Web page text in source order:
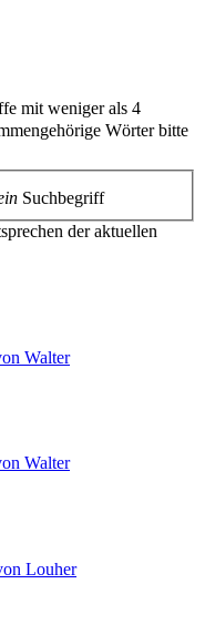
mit weniger als 4
Wörter bitte
Suchbegriff
der aktuellen
Walter
Walter
Louher